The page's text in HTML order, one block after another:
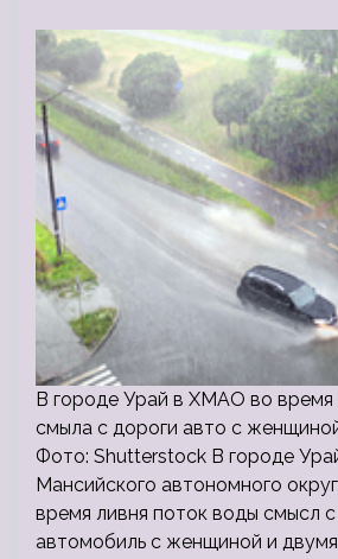
В городе Урай в ХМАО во время
смыла с дороги авто с
Фото: Shutterstock В городе
Мансийского автономного
время ливня поток воды смысл
автомобиль с женщиной и